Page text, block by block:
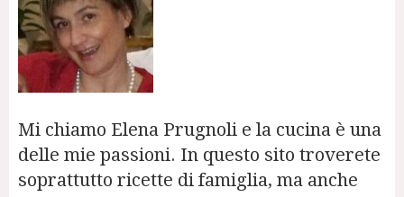
Mi chiamo Elena Prugnoli e la cucina è una
delle mie passioni. In questo sito troverete
soprattutto ricette di famiglia, ma anche